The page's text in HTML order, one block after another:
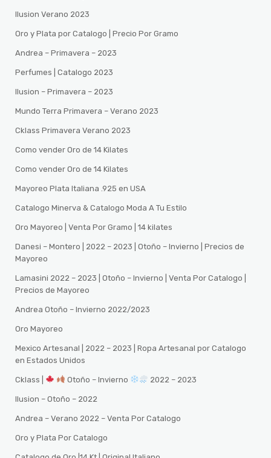
Ilusion Verano 2023
Oro y Plata por Catalogo | Precio Por Gramo
Andrea – Primavera – 2023
Perfumes | Catalogo 2023
Ilusion – Primavera – 2023
Mundo Terra Primavera – Verano 2023
Cklass Primavera Verano 2023
Como vender Oro de 14 Kilates
Como vender Oro de 14 Kilates
Mayoreo Plata Italiana .925 en USA
Catalogo Minerva & Catalogo Moda A Tu Estilo
Oro Mayoreo | Venta Por Gramo | 14 kilates
Danesi – Montero | 2022 – 2023 | Otoño – Invierno | Precios de
Mayoreo
Lamasini 2022 – 2023 | Otoño – Invierno | Venta Por Catalogo |
Precios de Mayoreo
Andrea Otoño – Invierno 2022/2023
Oro Mayoreo
Mexico Artesanal | 2022 – 2023 | Ropa Artesanal por Catalogo
en Estados Unidos
Cklass | Otoño – Invierno 2022 – 2023
Ilusion – Otoño – 2022
Andrea – Verano 2022 – Venta Por Catalogo
Oro y Plata Por Catalogo